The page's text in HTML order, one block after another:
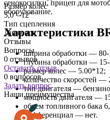
сенокосилки, прицеп для
оборудование.
Характеристики
ширина обработки — 80-
глубина обработки —
размер колес — 5.00*12;
количество скоростей —
тип двигателя —
мощность двигателя —
объем топливного бака
дифференциал — нет.
Размер колес
5,0"–12"
Тип сцепления
Дисковое
Отзывы
Вопросы
0 отзывов
Оставить отзыв
0 вопросов
Задать вопрос
Наши преимущества